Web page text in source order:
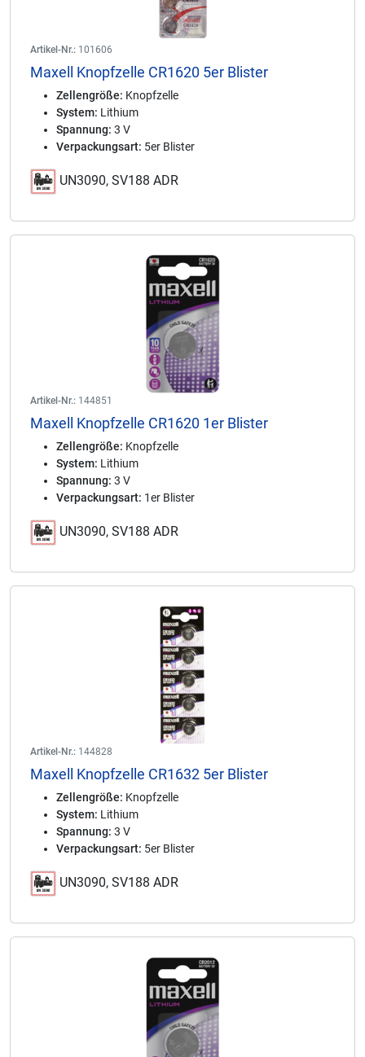
Artikel-Nr.: 101606
Maxell Knopfzelle CR1620 5er Blister
Zellengröße: Knopfzelle
System: Lithium
Spannung: 3 V
Verpackungsart: 5er Blister
UN3090, SV188 ADR
Artikel-Nr.: 144851
Maxell Knopfzelle CR1620 1er Blister
Zellengröße: Knopfzelle
System: Lithium
Spannung: 3 V
Verpackungsart: 1er Blister
UN3090, SV188 ADR
Artikel-Nr.: 144828
Maxell Knopfzelle CR1632 5er Blister
Zellengröße: Knopfzelle
System: Lithium
Spannung: 3 V
Verpackungsart: 5er Blister
UN3090, SV188 ADR